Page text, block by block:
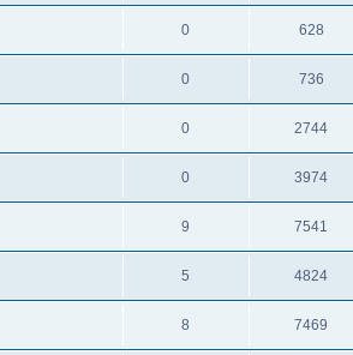
0 628
0 736
0 2744
0 3974
9 7541
5 4824
8 7469